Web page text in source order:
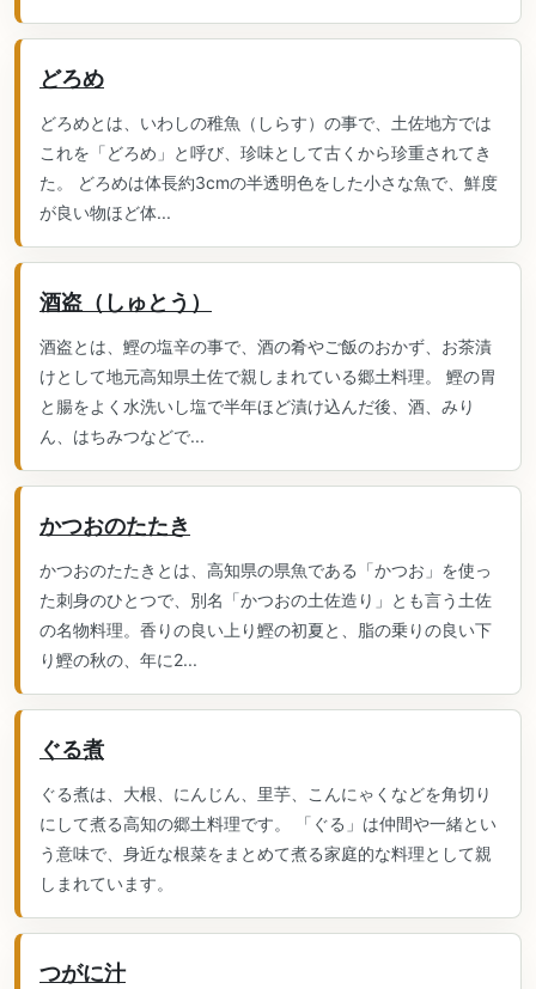
どろめ
どろめとは、いわしの稚魚（しらす）の事で、土佐地方では
これを「どろめ」と呼び、珍味として古くから珍重されてき
た。 どろめは体長約3cmの半透明色をした小さな魚で、鮮度
が良い物ほど体...
酒盗（しゅとう）
酒盗とは、鰹の塩辛の事で、酒の肴やご飯のおかず、お茶漬
けとして地元高知県土佐で親しまれている郷土料理。 鰹の胃
と腸をよく水洗いし塩で半年ほど漬け込んだ後、酒、みり
ん、はちみつなどで...
かつおのたたき
かつおのたたきとは、高知県の県魚である「かつお」を使っ
た刺身のひとつで、別名「かつおの土佐造り」とも言う土佐
の名物料理。香りの良い上り鰹の初夏と、脂の乗りの良い下
り鰹の秋の、年に2...
ぐる煮
ぐる煮は、大根、にんじん、里芋、こんにゃくなどを角切り
にして煮る高知の郷土料理です。 「ぐる」は仲間や一緒とい
う意味で、身近な根菜をまとめて煮る家庭的な料理として親
しまれています。
つがに汁